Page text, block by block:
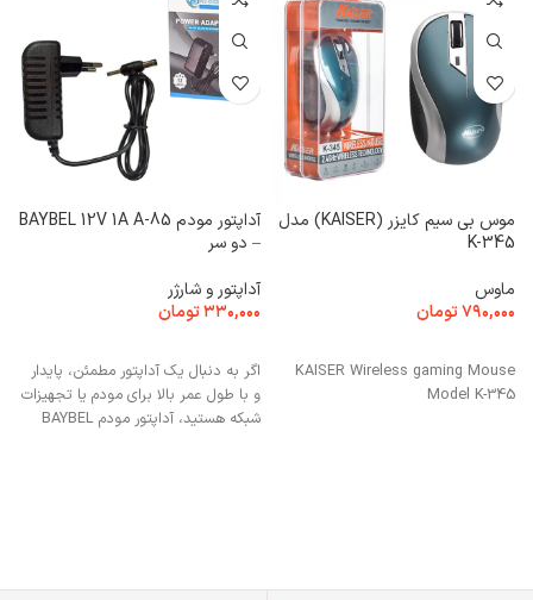
موس بی سیم کایزر (KAISER) مدل
K-345
ماوس
۷۹۰,۰۰۰تومان
KAISER Wireless gaming Mouse
Model K-345
آداپتور مودم BAYBEL 12V 1A A-85
– دو سر
آداپتور و شارژر
۳۳۰,۰۰۰تومان
اگر به دنبال یک آداپتور مطمئن، پایدار
و با طول عمر بالا برای مودم یا تجهیزات
شبکه هستید، آداپتور مودم BAYBEL